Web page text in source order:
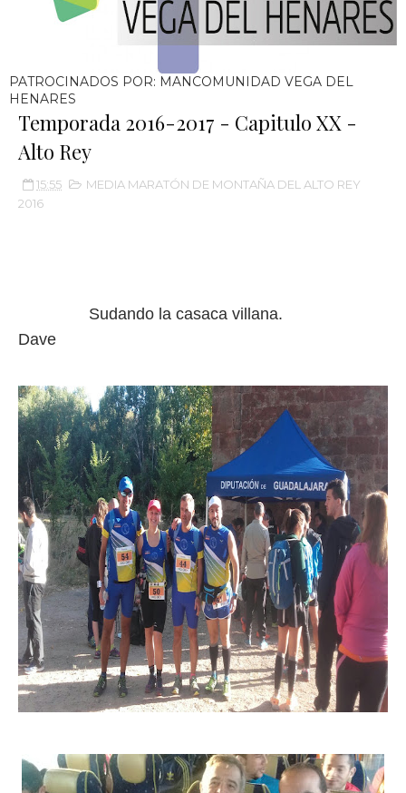
PATROCINADOS POR: MANCOMUNIDAD VEGA DEL
HENARES
Temporada 2016-2017 - Capitulo XX -
Alto Rey
15:55
MEDIA MARATÓN DE MONTAÑA DEL ALTO REY
2016
Sudando la casaca villana.
Dave